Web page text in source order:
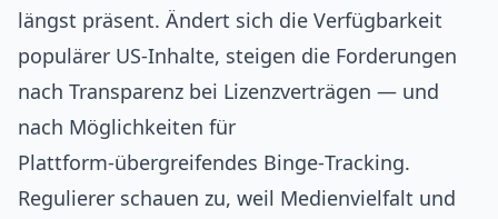
längst präsent. Ändert sich die Verfügbarkeit
populärer US‑Inhalte, steigen die Forderungen
nach Transparenz bei Lizenzverträgen — und
nach Möglichkeiten für
Plattform‑übergreifendes Binge‑Tracking.
Regulierer schauen zu, weil Medienvielfalt und